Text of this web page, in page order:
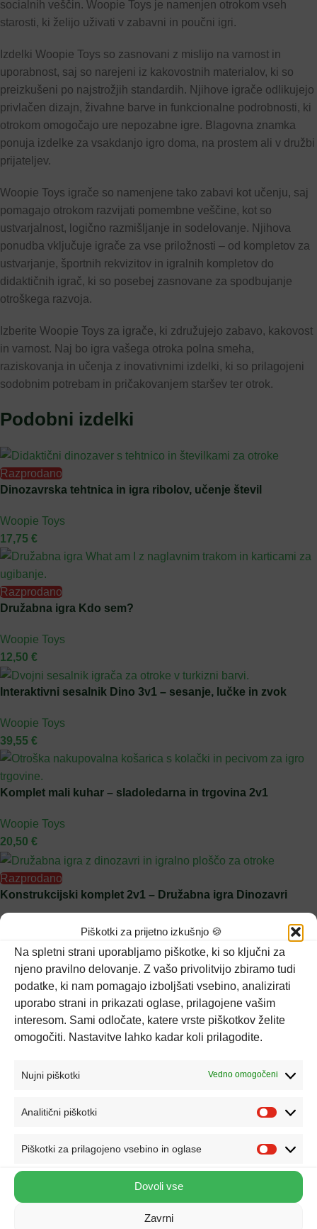
Piškotki za prijetno izkušnjo 🍪
Na spletni strani uporabljamo piškotke, ki so ključni za
njeno pravilno delovanje. Z vašo privolitvijo zbiramo tudi
podatke, ki nam pomagajo izboljšati vsebino, analizirati
uporabo strani in prikazati oglase, prilagojene vašim
interesom. Sami odločate, katere vrste piškotkov želite
omogočiti. Nastavitve lahko kadar koli prilagodite.
Nujni piškotki Vedno omogočeni
Analitični piškotki
Piškotki za prilagojeno vsebino in oglase
Dovoli vse
Zavrni
socialnih veščin. Woopie Toys je namenjen otrokom vseh
starosti, ki želijo uživati v zabavni in poučni igri.
Izdelki Woopie Toys so zasnovani z mislijo na varnost in
uporabnost, saj so narejeni iz kakovostnih materialov, ki so
preizkušeni po najstrožjih standardih. Njihove igrače odlikujejo
privlačen dizajn, živahne barve in funkcionalne podrobnosti, ki
otrokom omogočajo ure nepozabne igre. Blagovna znamka
ponuja izdelke za vsakdanjo igro doma, na prostem ali v družbi
prijateljev.
Woopie Toys igrače so namenjene tako zabavi kot učenju, saj
pomagajo otrokom razvijati pomembne veščine, kot so
ustvarjalnost, logično razmišljanje in sodelovanje. Njihova
ponudba vključuje igrače za vse priložnosti – od kompletov za
ustvarjanje, športnih rekvizitov in igralnih kompletov do
didaktičnih igrač, ki so posebej zasnovane za spodbujanje
otroškega razvoja.
Izberite Woopie Toys za igrače, ki združujejo zabavo, kakovost
in varnost. Naj bo igra vašega otroka polna smeha,
raziskovanja in učenja z inovativnimi izdelki, ki so prilagojeni
sodobnim potrebam in pričakovanjem staršev ter otrok.
Podobni izdelki
Razprodano
Dinozavrska tehtnica in igra ribolov, učenje števil
Woopie Toys
17,75 €
Razprodano
Družabna igra Kdo sem?
Woopie Toys
12,50 €
Interaktivni sesalnik Dino 3v1 – sesanje, lučke in zvok
Woopie Toys
39,55 €
Komplet mali kuhar – sladoledarna in trgovina 2v1
Woopie Toys
20,50 €
Razprodano
Konstrukcijski komplet 2v1 – Družabna igra Dinozavri
Razprodano
Lesena balansirajoča sestavljanka Živali
Woopie Toys
28,85€
Leseni kopalniški set, toaletni komplet
Tooky Toy
Woopie Toys